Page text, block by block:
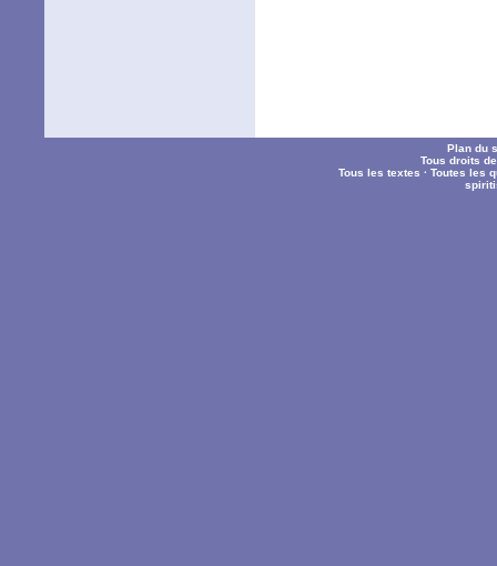
Plan du
Tous droits
Tous les textes ·Toutes les